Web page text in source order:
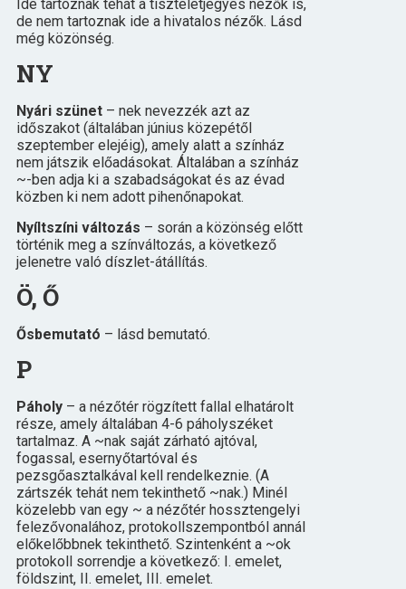
Ide tartoznak tehát a tiszteletjegyes nézők is,
de nem tartoznak ide a hivatalos nézők. Lásd
még közönség.
NY
Nyári szünet – nek nevezzék azt az
időszakot (általában június közepétől
szeptember elejéig), amely alatt a színház
nem játszik előadásokat. Általában a színház
~-ben adja ki a szabadságokat és az évad
közben ki nem adott pihenőnapokat.
Nyíltszíni változás – során a közönség előtt
történik meg a színváltozás, a következő
jelenetre való díszlet-átállítás.
Ö, Ő
Ősbemutató – lásd bemutató.
P
Páholy – a nézőtér rögzített fallal elhatárolt
része, amely általában 4-6 páholyszéket
tartalmaz. A ~nak saját zárható ajtóval,
fogassal, esernyőtartóval és
pezsgőasztalkával kell rendelkeznie. (A
zártszék tehát nem tekinthető ~nak.) Minél
közelebb van egy ~ a nézőtér hossztengelyi
felezővonalához, protokollszempontból annál
előkelőbbnek tekinthető. Szintenként a ~ok
protokoll sorrendje a következő: I. emelet,
földszint, II. emelet, III. emelet.